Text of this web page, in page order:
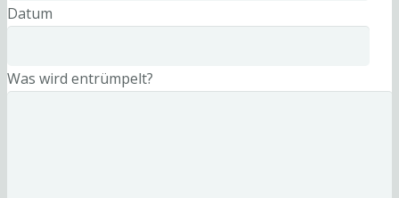
Datum
Was wird entrümpelt?